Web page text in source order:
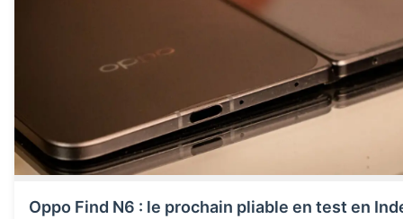
Oppo Find N6 : le prochain pliable en test en